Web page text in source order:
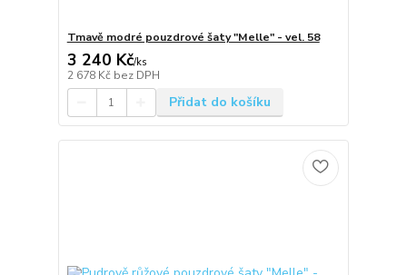
Tmavě modré pouzdrové šaty "Melle" - vel. 58
3 240 Kč/ks
2 678 Kč bez DPH
Přidat do košíku